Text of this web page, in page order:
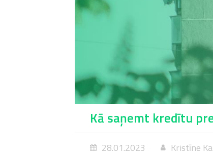
Kā saņemt kredītu
28.01.2023 Kristīne